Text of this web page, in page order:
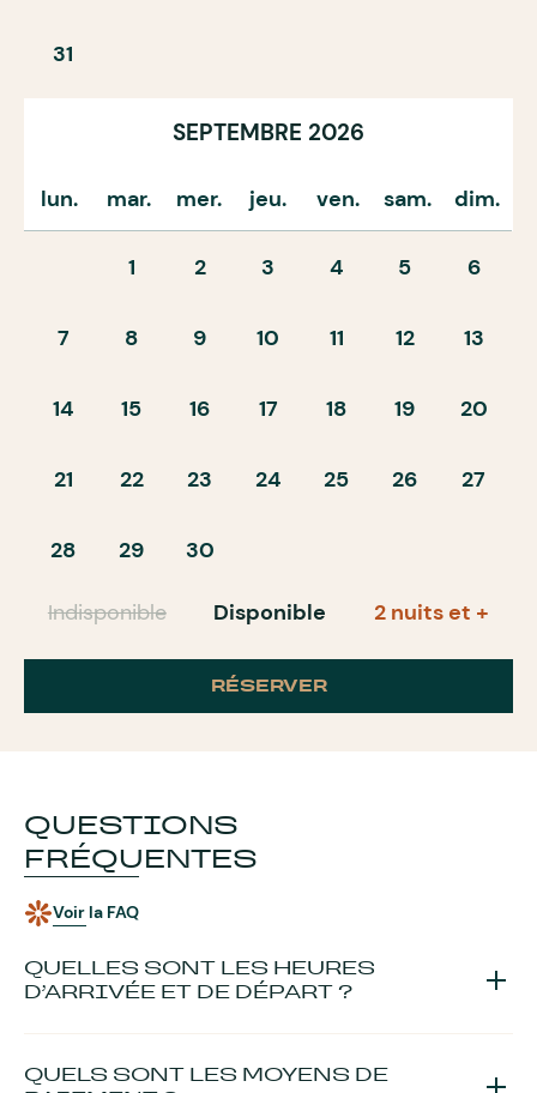
31
SEPTEMBRE 2026
lun. mar. mer. jeu. ven. sam. dim.
1 2 3 4 5 6
7 8 9 10 11 12 13
14 15 16 17 18 19 20
21 22 23 24 25 26 27
28 29 30
Indisponible Disponible 2 nuits et +
RÉSERVER
QUESTIONS
FRÉQUENTES
Voir la FAQ
QUELLES SONT LES HEURES
D’ARRIVÉE ET DE DÉPART ?
vous pensez arriver après 18h, merci de nous communiquer
QUELS SONT LES MOYENS DE